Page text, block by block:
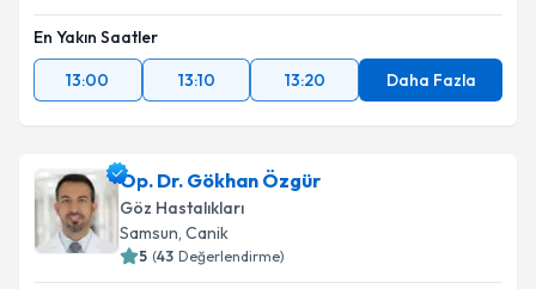
Metni'ni okudum ve kişisel verilerimin belirtilen
kapsamda işlenmesini kabul ediyorum.
En Yakın Saatler
13:00
13:10 13:20 Daha Fazla
Op. Dr. Gökhan Özgür
Göz Hastalıkları
Samsun, Canik
5 (43 Değerlendirme)